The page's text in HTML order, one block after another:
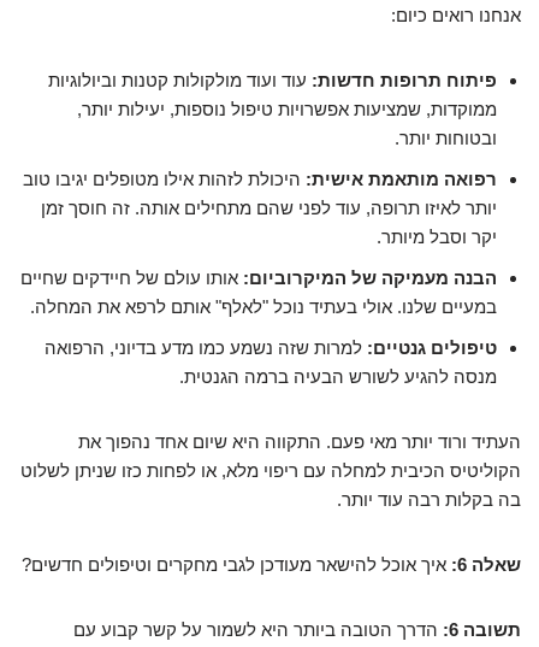
אנחנו רואים כיום:
פיתוח תרופות חדשות: עוד ועוד מולקולות קטנות וביולוגיות
ממוקדות, שמציעות אפשרויות טיפול נוספות, יעילות יותר,
ובטוחות יותר.
רפואה מותאמת אישית: היכולת לזהות אילו מטופלים יגיבו טוב
יותר לאיזו תרופה, עוד לפני שהם מתחילים אותה. זה חוסך זמן
יקר וסבל מיותר.
הבנה מעמיקה של המיקרוביום: אותו עולם של חיידקים שחיים
במעיים שלנו. אולי בעתיד נוכל "לאלף" אותם לרפא את המחלה.
טיפולים גנטיים: למרות שזה נשמע כמו מדע בדיוני, הרפואה
מנסה להגיע לשורש הבעיה ברמה הגנטית.
העתיד ורוד יותר מאי פעם. התקווה היא שיום אחד נהפוך את
הקוליטיס הכיבית למחלה עם ריפוי מלא, או לפחות כזו שניתן לשלוט
בה בקלות רבה עוד יותר.
שאלה 6: איך אוכל להישאר מעודכן לגבי מחקרים וטיפולים חדשים?
תשובה 6:
הדרך הטובה ביותר היא לשמור על קשר קבוע עם